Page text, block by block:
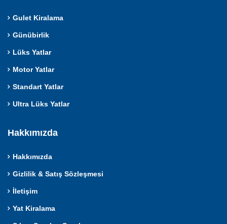
Gulet Kiralama
Günübirlik
Lüks Yatlar
Motor Yatlar
Standart Yatlar
Ultra Lüks Yatlar
Hakkımızda
Hakkımızda
Gizlilik & Satış Sözleşmesi
İletişim
Yat Kiralama